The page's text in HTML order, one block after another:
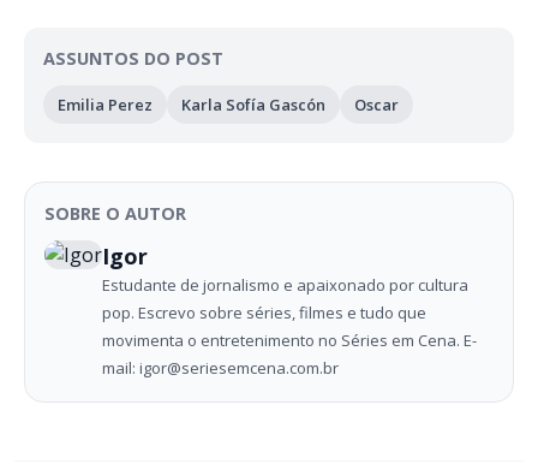
ASSUNTOS DO POST
Emilia Perez Karla Sofía Gascón Oscar
SOBRE O AUTOR
Igor
Estudante de jornalismo e apaixonado por cultura
pop. Escrevo sobre séries, filmes e tudo que
movimenta o entretenimento no Séries em Cena. E-
mail: igor@seriesemcena.com.br